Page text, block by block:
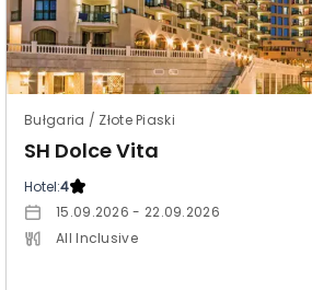
Bułgaria / Złote Piaski
SH Dolce Vita
Hotel:4
15.09.2026 - 22.09.2026
All Inclusive